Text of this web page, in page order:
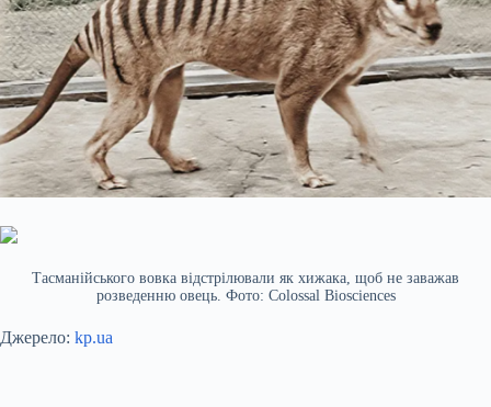
Тасманійського вовка відстрілювали як хижака, щоб не заважав
розведенню овець. Фото: Colossal Biosciences
Джерело: kp.ua